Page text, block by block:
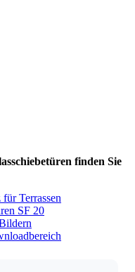
finden Sie
Terrassen
SF 20